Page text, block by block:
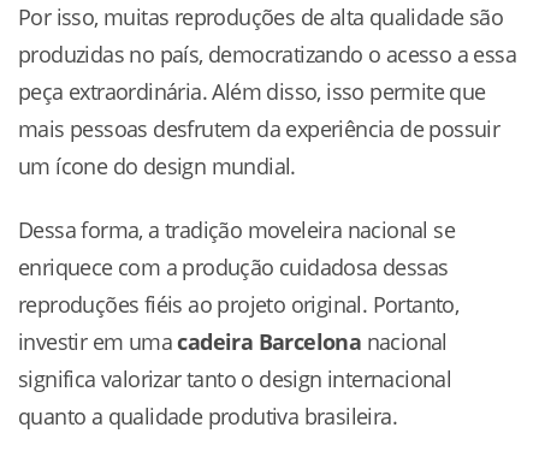
Por isso, muitas reproduções de alta qualidade são
produzidas no país, democratizando o acesso a essa
peça extraordinária. Além disso, isso permite que
mais pessoas desfrutem da experiência de possuir
um ícone do design mundial.
Dessa forma, a tradição moveleira nacional se
enriquece com a produção cuidadosa dessas
reproduções fiéis ao projeto original. Portanto,
investir em umacadeira Barcelona nacional
significa valorizar tanto o design internacional
quanto a qualidade produtiva brasileira.